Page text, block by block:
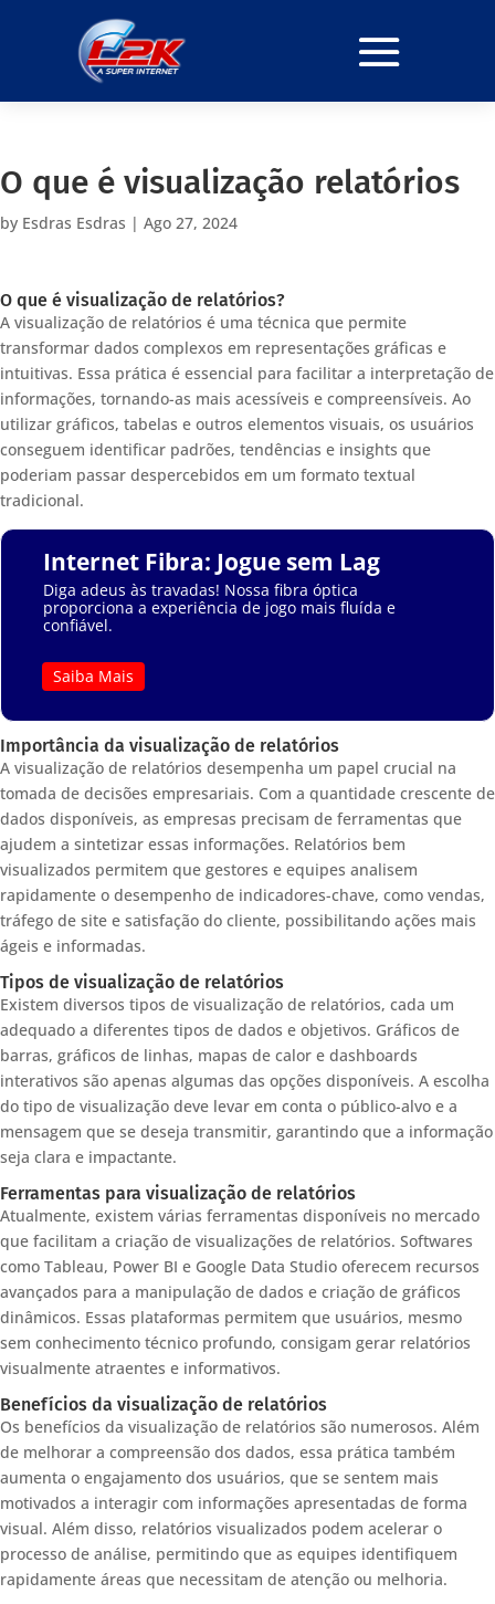
O que é visualização relatórios
by Esdras Esdras | Ago 27, 2024
O que é visualização de relatórios?
A visualização de relatórios é uma técnica que permite
transformar dados complexos em representações gráficas e
intuitivas. Essa prática é essencial para facilitar a interpretação de
informações, tornando-as mais acessíveis e compreensíveis. Ao
utilizar gráficos, tabelas e outros elementos visuais, os usuários
conseguem identificar padrões, tendências e insights que
poderiam passar despercebidos em um formato textual
tradicional.
Internet Fibra: Jogue sem Lag
Diga adeus às travadas! Nossa fibra óptica
proporciona a experiência de jogo mais fluída e
confiável.
Saiba Mais
Importância da visualização de relatórios
A visualização de relatórios desempenha um papel crucial na
tomada de decisões empresariais. Com a quantidade crescente de
dados disponíveis, as empresas precisam de ferramentas que
ajudem a sintetizar essas informações. Relatórios bem
visualizados permitem que gestores e equipes analisem
rapidamente o desempenho de indicadores-chave, como vendas,
tráfego de site e satisfação do cliente, possibilitando ações mais
ágeis e informadas.
Tipos de visualização de relatórios
Existem diversos tipos de visualização de relatórios, cada um
adequado a diferentes tipos de dados e objetivos. Gráficos de
barras, gráficos de linhas, mapas de calor e dashboards
interativos são apenas algumas das opções disponíveis. A escolha
do tipo de visualização deve levar em conta o público-alvo e a
mensagem que se deseja transmitir, garantindo que a informação
seja clara e impactante.
Ferramentas para visualização de relatórios
Atualmente, existem várias ferramentas disponíveis no mercado
que facilitam a criação de visualizações de relatórios. Softwares
como Tableau, Power BI e Google Data Studio oferecem recursos
avançados para a manipulação de dados e criação de gráficos
dinâmicos. Essas plataformas permitem que usuários, mesmo
sem conhecimento técnico profundo, consigam gerar relatórios
visualmente atraentes e informativos.
Benefícios da visualização de relatórios
Os benefícios da visualização de relatórios são numerosos. Além
de melhorar a compreensão dos dados, essa prática também
aumenta o engajamento dos usuários, que se sentem mais
motivados a interagir com informações apresentadas de forma
visual. Além disso, relatórios visualizados podem acelerar o
processo de análise, permitindo que as equipes identifiquem
rapidamente áreas que necessitam de atenção ou melhoria.